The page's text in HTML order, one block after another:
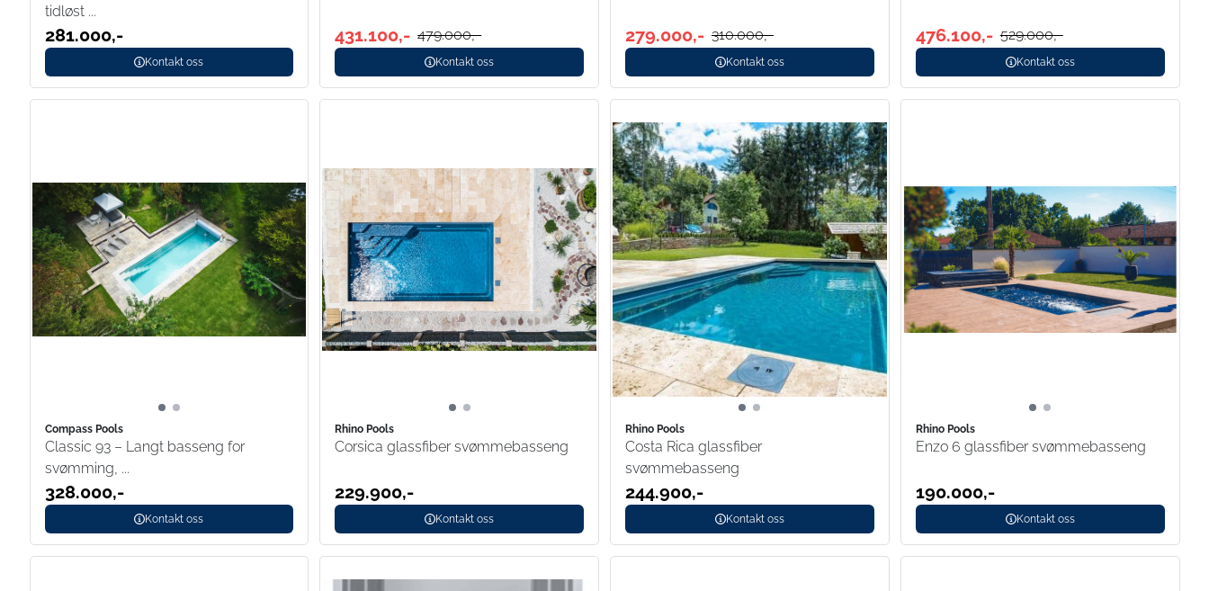
tidløst ...
281.000,-
Kontakt oss
431.100,- 479.000,-
Kontakt oss
279.000,- 310.000,-
Kontakt oss
476.100,- 529.000,-
Kontakt oss
Compass Pools
Classic 93 – Langt basseng for
svømming, ...
328.000,-
Kontakt oss
Rhino Pools
Corsica glassfiber svømmebasseng
229.900,-
Kontakt oss
Rhino Pools
Costa Rica glassfiber
svømmebasseng
244.900,-
Kontakt oss
Rhino Pools
Enzo 6 glassfiber svømmebasseng
190.000,-
Kontakt oss